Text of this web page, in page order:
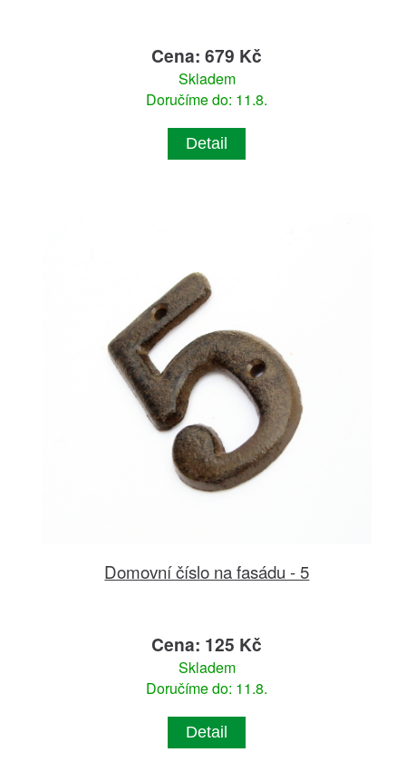
Cena: 679 Kč
Skladem
Doručíme do: 11.8.
Detail
Domovní číslo na fasádu - 5
Cena: 125 Kč
Skladem
Doručíme do: 11.8.
Detail